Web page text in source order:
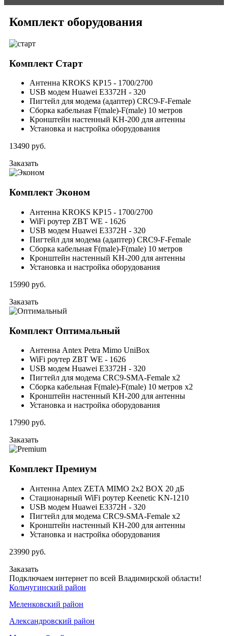
Комплект оборудования
Комплект Старт
Антенна KROKS KP15 - 1700/2700
USB модем Huawei E3372H - 320
Пигтейл для модема (адаптер) CRC9-F-Female
Сборка кабельная F(male)-F(male) 10 метров
Кронштейн настенный KH-200 для антенны
Установка и настройка оборудования
13490 руб.
Заказать
Комплект Эконом
Антенна KROKS KP15 - 1700/2700
WiFi роутер ZBT WE - 1626
USB модем Huawei E3372H - 320
Пигтейл для модема (адаптер) CRC9-F-Female
Сборка кабельная F(male)-F(male) 10 метров
Кронштейн настенный KH-200 для антенны
Установка и настройка оборудования
15990 руб.
Заказать
Комплект Оптимальный
Антенна Antex Petra Mimo UniBox
WiFi роутер ZBT WE - 1626
USB модем Huawei E3372H - 320
Пигтейл для модема CRC9-SMA-Female x2
Сборка кабельная F(male)-F(male) 10 метров x2
Кронштейн настенный KH-200 для антенны
Установка и настройка оборудования
17990 руб.
Заказать
КомплектПремиум
Антенна Antex ZETA MIMO 2x2 BOX 20 дБ
Стационарный WiFi роутер Keenetic KN-1210
USB модем Huawei E3372H - 320
Пигтейл для модема CRC9-SMA-Female x2
Кронштейн настенный KH-200 для антенны
Установка и настройка оборудования
23990 руб.
Заказать
Подключаем интернет по всей Владимирской области!
Кольчугинский район
Меленковский район
Александровский район